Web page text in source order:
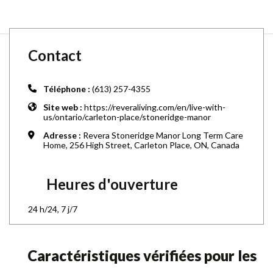
Contact
Téléphone : (613) 257-4355
Site web : https://reveraliving.com/en/live-with-
us/ontario/carleton-place/stoneridge-manor
Adresse : Revera Stoneridge Manor Long Term Care
Home, 256 High Street, Carleton Place, ON, Canada
Heures d'ouverture
24 h/24, 7 j/7
Caractéristiques vérifiées pour les